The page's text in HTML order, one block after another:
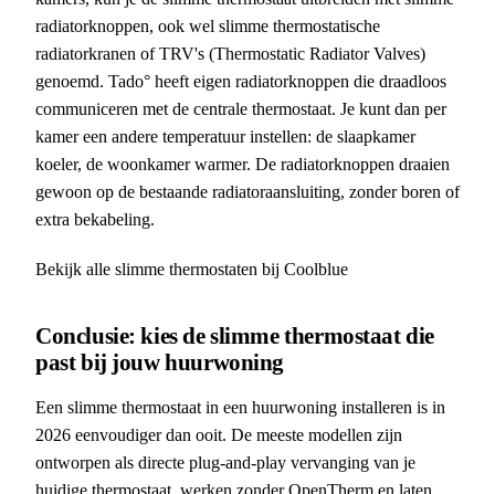
radiatorknoppen, ook wel slimme thermostatische
radiatorkranen of TRV's (Thermostatic Radiator Valves)
genoemd. Tado° heeft eigen radiatorknoppen die draadloos
communiceren met de centrale thermostaat. Je kunt dan per
kamer een andere temperatuur instellen: de slaapkamer
koeler, de woonkamer warmer. De radiatorknoppen draaien
gewoon op de bestaande radiatoraansluiting, zonder boren of
extra bekabeling.
Bekijk alle slimme thermostaten bij Coolblue
Conclusie: kies de slimme thermostaat die
past bij jouw huurwoning
Een slimme thermostaat in een huurwoning installeren is in
2026 eenvoudiger dan ooit. De meeste modellen zijn
ontworpen als directe plug-and-play vervanging van je
huidige thermostaat, werken zonder OpenTherm en laten